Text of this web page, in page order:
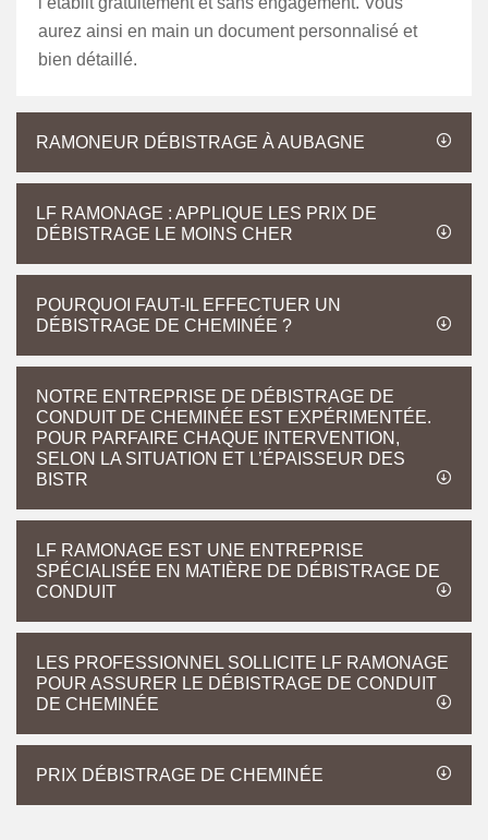
aurez ainsi en main un document personnalisé et
bien détaillé.
RAMONEUR DÉBISTRAGE À AUBAGNE
LF RAMONAGE : APPLIQUE LES PRIX DE
DÉBISTRAGE LE MOINS CHER
POURQUOI FAUT-IL EFFECTUER UN
DÉBISTRAGE DE CHEMINÉE ?
NOTRE ENTREPRISE DE DÉBISTRAGE DE
CONDUIT DE CHEMINÉE EST EXPÉRIMENTÉE.
POUR PARFAIRE CHAQUE INTERVENTION,
SELON LA SITUATION ET L’ÉPAISSEUR DES
BISTR
LF RAMONAGE EST UNE ENTREPRISE
SPÉCIALISÉE EN MATIÈRE DE DÉBISTRAGE DE
CONDUIT
LES PROFESSIONNEL SOLLICITE LF RAMONAGE
POUR ASSURER LE DÉBISTRAGE DE CONDUIT
DE CHEMINÉE
PRIX DÉBISTRAGE DE CHEMINÉE